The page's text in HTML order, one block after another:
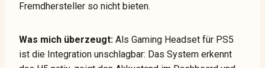
Fremdhersteller so nicht bieten.
Was mich überzeugt: Als Gaming Headset für PS5
ist die Integration unschlagbar: Das System erkennt